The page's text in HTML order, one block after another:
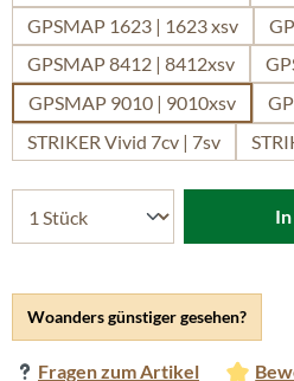
Woanders günstiger gesehen?
Fragen zum Artikel
GPSMAP 1623 | 1623 xsv
GPSMAP 8412 | 8412xsv
GPSMAP 9010 | 9010xsv
STRIKER Vivid 7cv | 7sv